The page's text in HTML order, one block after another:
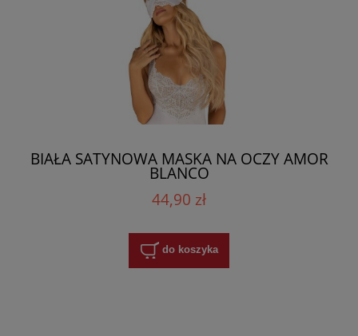
BIAŁA SATYNOWA MASKA NA OCZY AMOR
BLANCO
44,90 zł
do koszyka